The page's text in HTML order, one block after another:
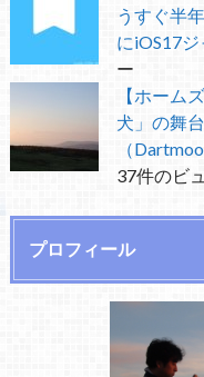
うすぐ半
にiOS17
ー
【ホーム
犬」の舞
（
37件のビ
プロフィール